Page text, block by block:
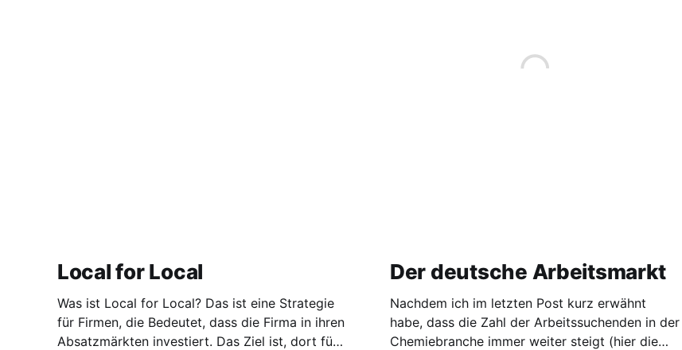
Local for Local
Was ist Local for Local? Das ist eine Strategie
für Firmen, die Bedeutet, dass die Firma in ihren
Absatzmärkten investiert. Das Ziel ist, dort für
Der deutsche Arbeitsmarkt
Nachdem ich im letzten Post kurz erwähnt
habe, dass die Zahl der Arbeitssuchenden in der
Chemiebranche immer weiter steigt (hier die